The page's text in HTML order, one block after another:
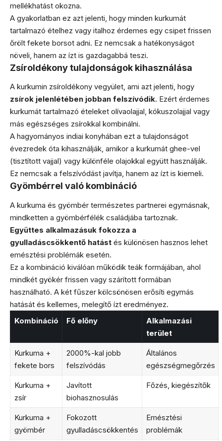
mellékhatást okozna.
A gyakorlatban ez azt jelenti, hogy minden kurkumát
tartalmazó ételhez vagy italhoz érdemes egy csipet frissen
őrölt fekete borsot adni. Ez nemcsak a hatékonyságot
növeli, hanem az ízt is gazdagabbá teszi.
Zsíroldékony tulajdonságok kihasználása
A kurkumin zsíroldékony vegyület, ami azt jelenti, hogy
zsírok jelenlétében jobban felszívódik. Ezért érdemes
kurkumát tartalmazó ételeket olívaolajjal, kókuszolajjal vagy
más egészséges zsírokkal kombinálni.
A hagyományos indiai konyhában ezt a tulajdonságot
évezredek óta kihasználják, amikor a kurkumát ghee-vel
(tisztított vajjal) vagy különféle olajokkal együtt használják.
Ez nemcsak a felszívódást javítja, hanem az ízt is kiemeli.
Gyömbérrel való kombináció
A kurkuma és gyömbér természetes partnerei egymásnak,
mindketten a gyömbérfélék családjába tartoznak.
Együttes alkalmazásuk fokozza a
gyulladáscsökkentő hatást és különösen hasznos lehet
emésztési problémák esetén.
Ez a kombináció kiválóan működik teák formájában, ahol
mindkét gyökér frissen vagy szárított formában
használható. A két fűszer kölcsönösen erősíti egymás
hatását és kellemes, melegítő ízt eredményez.
Kombináció
Fő előny
Alkalmazási
terület
Kurkuma +
fekete bors
2000%-kal jobb
felszívódás
Általános
egészségmegőrzés
Kurkuma +
zsír
Javított
biohasznosulás
Főzés, kiegészítők
Kurkuma +
gyömbér
Fokozott
gyulladáscsökkentés
Emésztési
problémák